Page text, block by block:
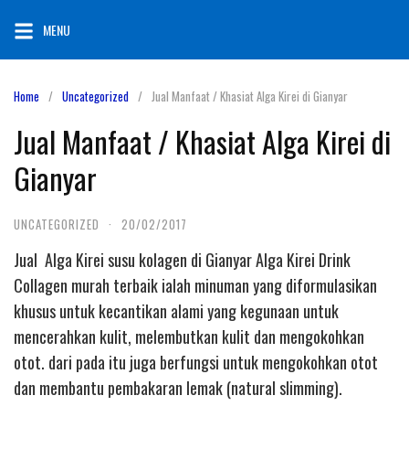
content
MENU
Home Uncategorized Jual Manfaat / Khasiat Alga Kirei di Gianyar
Jual Manfaat / Khasiat Alga Kirei di
Gianyar
UNCATEGORIZED · 20/02/2017
Jual Alga Kirei susu kolagen di Gianyar Alga Kirei Drink
Collagen murah terbaik ialah minuman yang diformulasikan
khusus untuk kecantikan alami yang kegunaan untuk
mencerahkan kulit, melembutkan kulit dan mengokohkan
otot. dari pada itu juga berfungsi untuk mengokohkan otot
dan membantu pembakaran lemak (natural slimming).